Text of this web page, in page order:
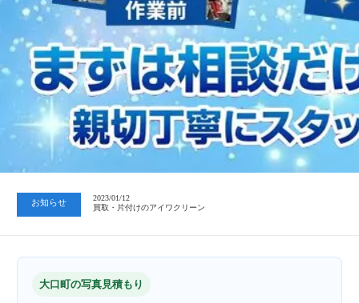
お知らせ
2023/01/12
買取・片付けのアイワクリーン
2023/07/24
中日新聞 岐阜版「空き家対策SOS」コーナーに掲載いただきまし…
2023/01/12
買取・片付けのアイワクリーン
中日新聞 岐阜版「空き家対策SOS」コーナーに掲載いただきまし…
大口町の写真見積もり